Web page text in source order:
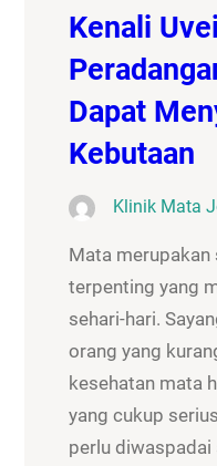
Kenali
Dapat
Kebutaan
Klinik Mata
Mata merupakan
terpenting yang
sehari-hari.
orang yang
kesehatan mata
yang cukup
perlu diwaspadai